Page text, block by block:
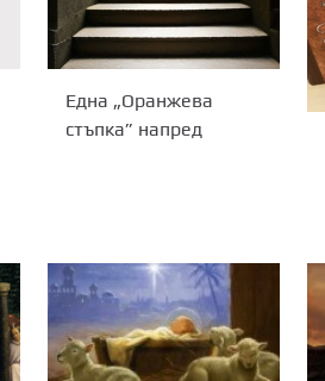
Една „Оранжева
стъпка” напред